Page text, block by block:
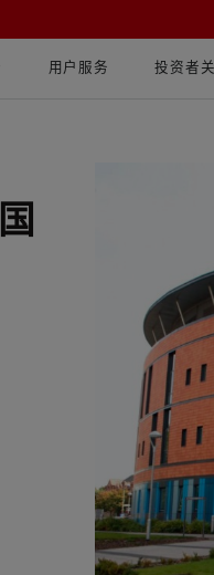
用户服务 投资者